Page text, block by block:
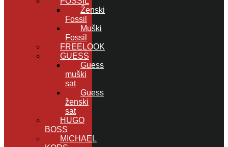
Ženski
Fossil
Muški
Fossil
FREELOOK
GUESS
Guess
muški
sat
Guess
ženski
sat
HUGO
BOSS
MICHAEL